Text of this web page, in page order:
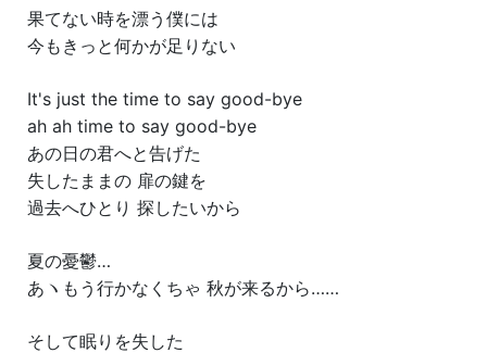
果てない時を漂う僕には
今もきっと何かが足りない
It's just the time to say good-bye
ah ah time to say good-bye
あの日の君へと告げた
失したままの 扉の鍵を
過去へひとり 探したいから
夏の憂鬱…
あヽもう行かなくちゃ 秋が来るから……
そして眠りを失した